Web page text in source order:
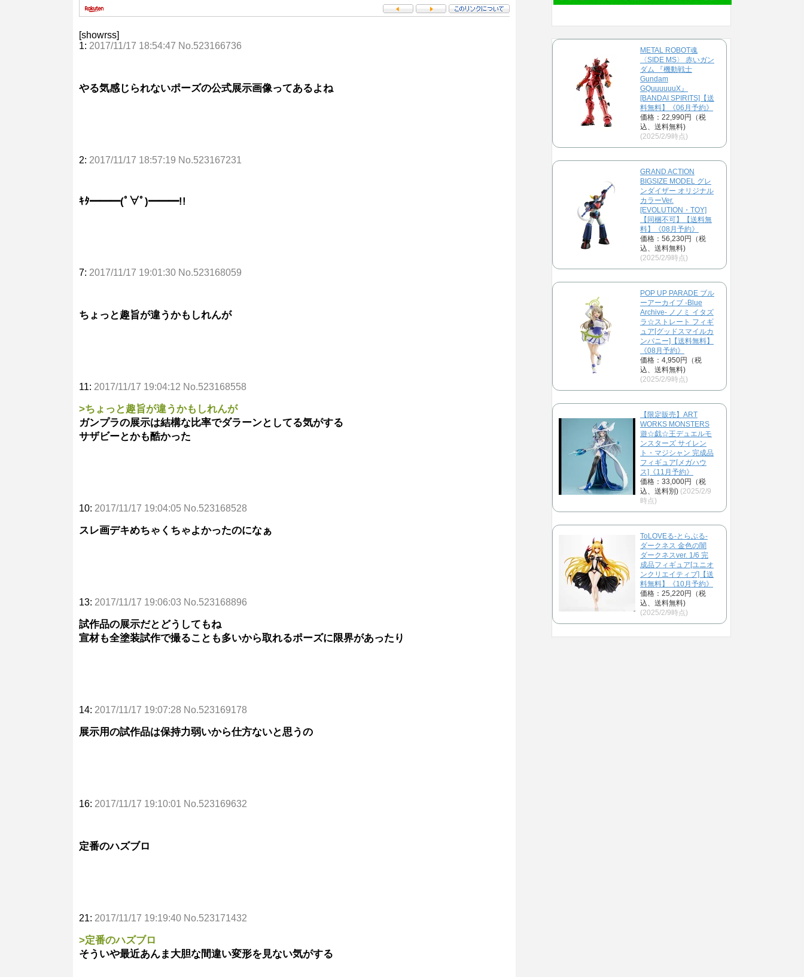
[showrss]
1: 2017/11/17 18:54:47 No.523166736
やる気感じられないポーズの公式展示画像ってあるよね
2: 2017/11/17 18:57:19 No.523167231
ｷﾀ━━━(ﾟ∀ﾟ)━━━!!
7: 2017/11/17 19:01:30 No.523168059
ちょっと趣旨が違うかもしれんが
11: 2017/11/17 19:04:12 No.523168558
>ちょっと趣旨が違うかもしれんが
ガンプラの展示は結構な比率でダラーンとしてる気がする
サザビーとかも酷かった
10: 2017/11/17 19:04:05 No.523168528
スレ画デキめちゃくちゃよかったのになぁ
13: 2017/11/17 19:06:03 No.523168896
試作品の展示だとどうしてもね
宣材も全塗装試作で撮ることも多いから取れるポーズに限界があったり
14: 2017/11/17 19:07:28 No.523169178
展示用の試作品は保持力弱いから仕方ないと思うの
16: 2017/11/17 19:10:01 No.523169632
定番のハズブロ
21: 2017/11/17 19:19:40 No.523171432
>定番のハズブロ
そういや最近あんま大胆な間違い変形を見ない気がする
METAL ROBOT魂
〈SIDE MS〉 赤いガン
ダム 『機動戦士
Gundam
GQuuuuuuX』
[BANDAI SPIRITS]【送
料無料】《06月予約》
価格：22,990円（税
込、送料無料)
(2025/2/9時点)
GRAND ACTION
BIGSIZE MODEL グレ
ンダイザー オリジナル
カラーVer.
[EVOLUTION・TOY]
【同梱不可】【送料無
料】《08月予約》
価格：56,230円（税
込、送料無料)
(2025/2/9時点)
POP UP PARADE ブル
ーアーカイブ -Blue
Archive- ノノミ イタズ
ラ☆ストレート フィギ
ュア[グッドスマイルカ
ンパニー]【送料無料】
《08月予約》
価格：4,950円（税
込、送料無料)
(2025/2/9時点)
【限定販売】ART
WORKS MONSTERS
遊☆戯☆王デュエルモ
ンスターズ サイレン
ト・マジシャン 完成品
フィギュア[メガハウ
ス]《11月予約》
価格：33,000円（税
込、送料別) (2025/2/9
時点)
ToLOVEる-とらぶる-
ダークネス 金色の闇
ダークネスver. 1/6 完
成品フィギュア[ユニオ
ンクリエイティブ]【送
料無料】《10月予約》
価格：25,220円（税
込、送料無料)
(2025/2/9時点)